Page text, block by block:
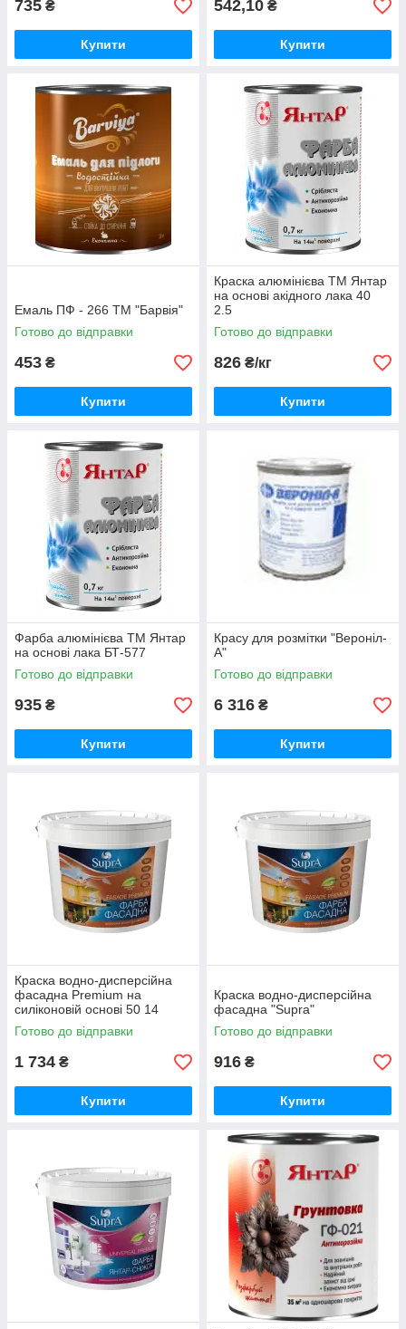
735 ₴
Купити
542,10 ₴
Купити
Емаль ПФ - 266 ТМ "Барвія"
Готово до відправки
453 ₴
Купити
Краска алюмінієва ТМ Янтар
на основі акідного лака 40
2.5
Готово до відправки
826 ₴/кг
Купити
Фарба алюмінієва ТМ Янтар
на основі лака БТ-577
Готово до відправки
935 ₴
Купити
Красу для розмітки "Вероніл-
А"
Готово до відправки
6 316 ₴
Купити
Краска водно-дисперсійна
фасадна Premium на
силіконовій основі 50 14
Готово до відправки
1 734 ₴
Купити
Краска водно-дисперсійна
фасадна "Supra"
Готово до відправки
916 ₴
Купити